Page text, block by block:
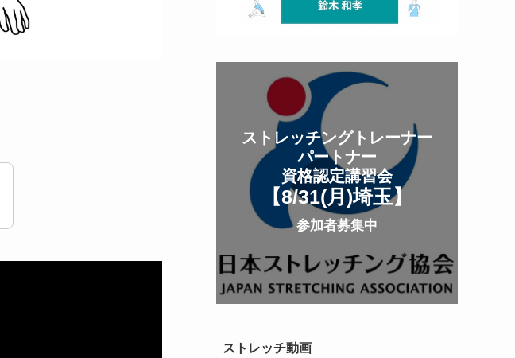
ストレッチングトレーナー
パートナー
資格認定講習会
【8/31(月 )埼玉】
参加者募集中
ストレッチ動画